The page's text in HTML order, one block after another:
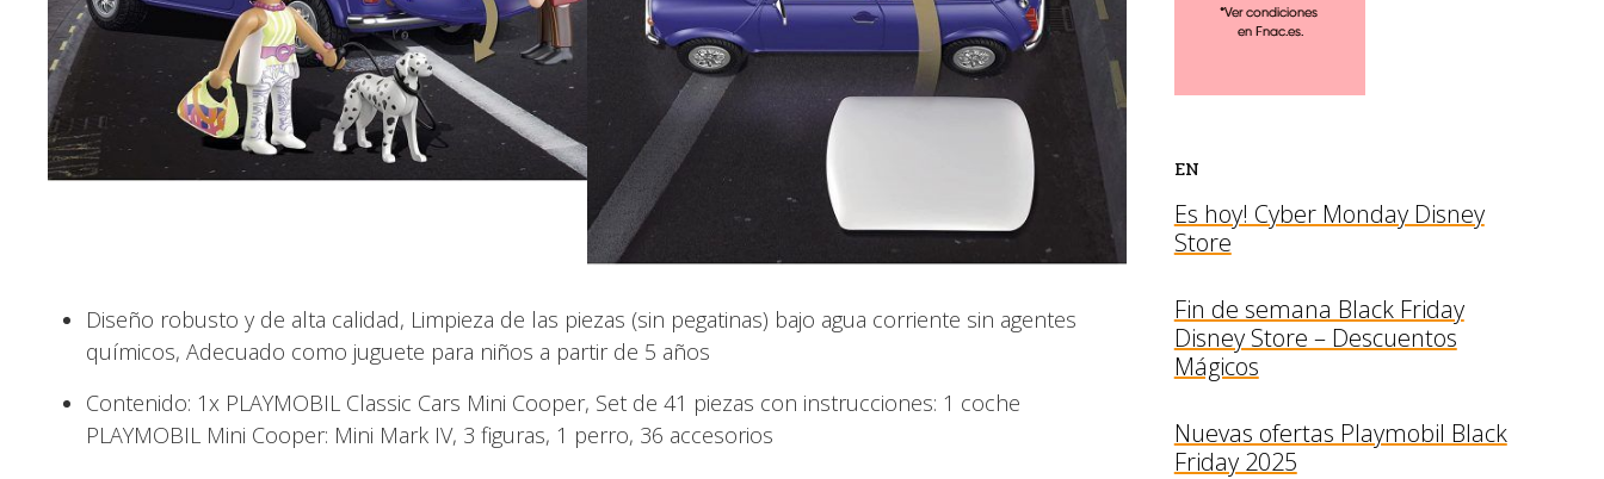
Diseño robusto y de alta calidad, Limpieza de las piezas (sin pegatinas) bajo agua corriente sin agentes
químicos, Adecuado como juguete para niños a partir de 5 años
Contenido: 1x PLAYMOBIL Classic Cars Mini Cooper, Set de 41 piezas con instrucciones: 1 coche
PLAYMOBIL Mini Cooper: Mini Mark IV, 3 figuras, 1 perro, 36 accesorios
EN
Es hoy! Cyber Monday Disney
Store
Fin de semana Black Friday
Disney Store – Descuentos
Mágicos
Nuevas ofertas Playmobil Black
Friday 2025